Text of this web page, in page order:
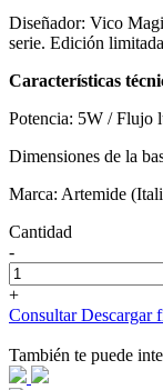
Diseñador: Vico
serie. Edición
Características
Potencia: 5W / Flujo
Dimensiones de la
Marca: Artemide
Cantidad
-
+
ConsultarDescargar
También te puede